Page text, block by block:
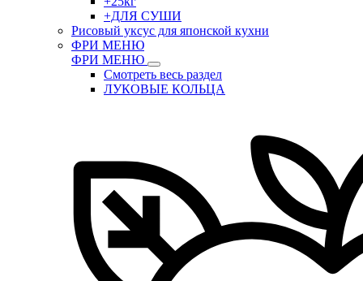
+ДЛЯ СУШИ
Рисовый уксус для японской кухни
ФРИ МЕНЮ
ФРИ МЕНЮ
Смотреть весь раздел
ЛУКОВЫЕ КОЛЬЦА